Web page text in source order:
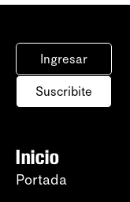
Ingresar
Suscribite
Inicio
Portada